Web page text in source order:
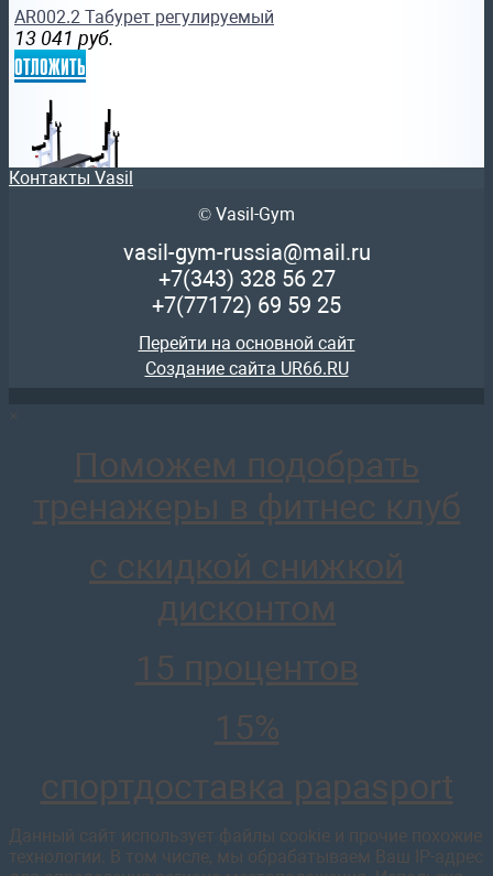
AR002.2 Табурет регулируемый
13 041 руб.
отложить
AR012.2 Скамья для пауэрлифтинга домкратная
отложить
AR011 Скамья для жима штанги роспитспорт
Контакты Vasil
© Vasil-Gym
vasil-gym-russia@mail.ru
+7(343) 328 56 27
+7(77172) 69 59 25
Перейти на основной сайт
Создание сайта UR66.RU
×
Поможем подобрать
тренажеры в фитнес клуб
с скидкой снижкой
дисконтом
15 процентов
15%
спортдоставка papasport
Данный сайт использует файлы cookie и прочие похожие
технологии. В том числе, мы обрабатываем Ваш IP-адрес